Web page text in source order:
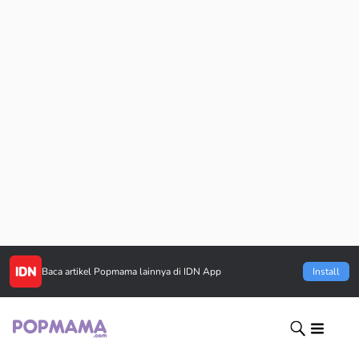
Baca artikel Popmama lainnya di IDN App Install